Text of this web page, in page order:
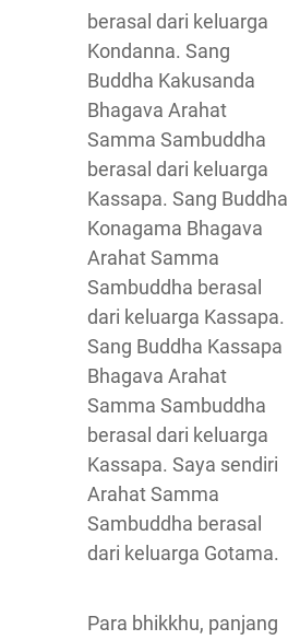
berasal dari keluarga
Kondanna. Sang
Buddha Kakusanda
Bhagava Arahat
Samma Sambuddha
berasal dari keluarga
Kassapa. Sang Buddha
Konagama Bhagava
Arahat Samma
Sambuddha berasal
dari keluarga Kassapa.
Sang Buddha Kassapa
Bhagava Arahat
Samma Sambuddha
berasal dari keluarga
Kassapa. Saya sendiri
Arahat Samma
Sambuddha berasal
dari keluarga Gotama.
Para bhikkhu, panjang